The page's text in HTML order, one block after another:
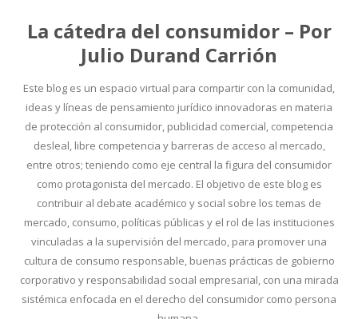
La cátedra del consumidor – Por
Julio Durand Carrión
Este blog es un espacio virtual para compartir con la comunidad,
ideas y líneas de pensamiento jurídico innovadoras en materia
de protección al consumidor, publicidad comercial, competencia
desleal, libre competencia y barreras de acceso al mercado,
entre otros; teniendo como eje central la figura del consumidor
como protagonista del mercado. El objetivo de este blog es
contribuir al debate académico y social sobre los temas de
mercado, consumo, políticas públicas y el rol de las instituciones
vinculadas a la supervisión del mercado, para promover una
cultura de consumo responsable, buenas prácticas de gobierno
corporativo y responsabilidad social empresarial, con una mirada
sistémica enfocada en el derecho del consumidor como persona